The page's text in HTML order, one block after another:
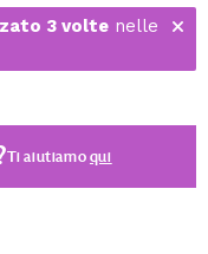
3 volte nelle
Ti aiutiamoqui